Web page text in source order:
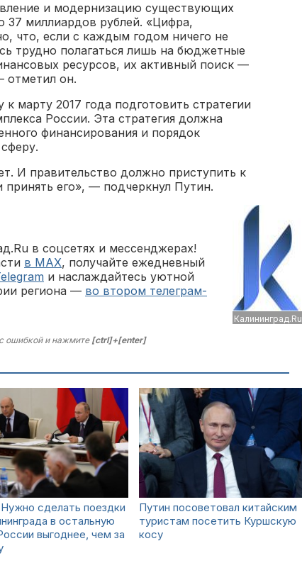
и модернизацию существующих
37 миллиардов рублей. «Цифра,
что, если с каждым годом ничего не
трудно полагаться лишь на бюджетные
ресурсов, их активный поиск —
отметил он.
марту 2017 года подготовить стратегии
России. Эта стратегия должна
финансирования и порядок
И правительство должно приступить к
принять его», — подчеркнул Путин.
Калининград.Ru
в соцсетях и мессенджерах!
в MAX, получайте ежедневный
и наслаждайтесь уютной
региона — во втором телеграм-
ошибкой и нажмите[ctrl]+[enter]
сделать поездки
в остальную
выгоднее, чем за
Путин посоветовал китайским
туристам посетить Куршскую
косу